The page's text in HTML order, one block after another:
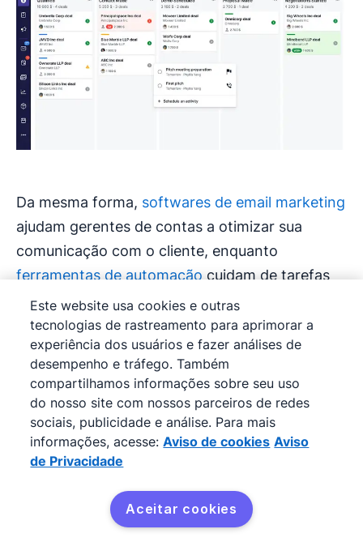
Da mesma forma, softwares de email marketing
ajudam gerentes de contas a otimizar sua
comunicação com o cliente, enquanto
ferramentas de automaçãocuidam de tarefas
administrativas que consomem tempo. Isso
libera os gerentes para passar mais tempo
oferecendo assistência personalizada aos
clientes.
Aprendizado contínuo
A alma do account management é gerar
encontrar maneiras de ajudar clientes e seu
negócio dentro daquela conta a crescer. Eles
Teste agora
Este website usa cookies e outras
tecnologias de rastreamento para aprimorar a
experiência dos usuários e fazer análises de
desempenho e tráfego. Também
compartilhamos informações sobre seu uso
do nosso site com nossos parceiros de redes
sociais, publicidade e análise. Para mais
informações, acesse: Aviso de cookies Aviso
de Privacidade
Aceitar cookies